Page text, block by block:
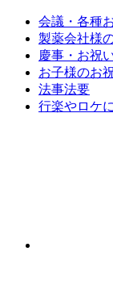
会議・各種
製薬会社様
慶事・お祝
お子様のお
法事法要
行楽やロケに